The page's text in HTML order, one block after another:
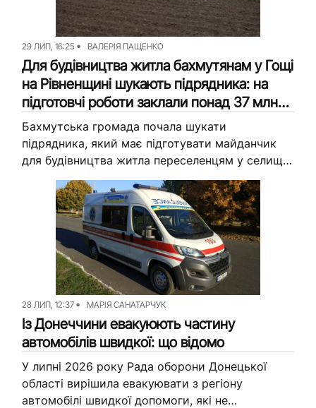
29 ЛИП, 16:25 ВАЛЕРІЯ ПАЩЕНКО
Для будівництва житла бахмутянам у Гощі
на Рівненщині шукають підрядника: на
підготовчі роботи заклали понад 37 млн
грн
Бахмутська громада почала шукати
підрядника, який має підготувати майданчик
для будівництва житла переселенцям у селищі
Гоща на Рівненщині. На ці підготовчі роботи
готові витратити понад 37 млн грн. Після
цього...
28 ЛИП, 12:37 МАРІЯ САНАТАРЧУК
Із Донеччини евакуюють частину
автомобілів швидкої: що відомо
У липні 2026 року Рада оборони Донецької
області вирішила евакуювати з регіону
автомобілі швидкої допомоги, які не